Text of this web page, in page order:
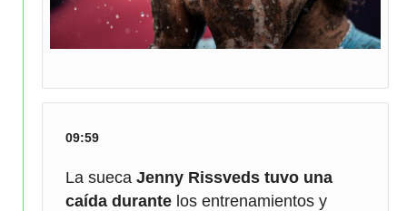
09:59
La sueca Jenny Rissveds tuvo una
caída durantelos entrenamientos y